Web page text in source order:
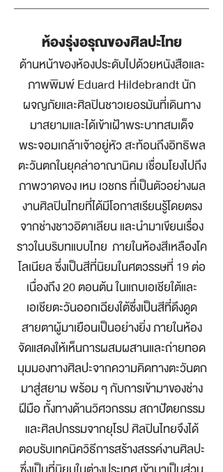
ห้องรุ่งอรุณของศิลปะไทย
ด้านหน้าของห้องประดับไปด้วยหนังสือและ
ภาพพิมพ์ Eduard Hildebrandt นัก
ผจญภัยและศิลปินชาวเยอรมันที่เดินทาง
มาสยามและได้เข้าเฝ้าพระบาทสมเด็จ
พระจอมเกล้าเจ้าอยู่หัว สะท้อนถึงอิทธิพล
ตะวันตกในยุคล่าอาณานิคม เชื่อมโยงไปถึง
ภาพวาดของ เหม เวชกร ที่เป็นตัวอย่างผล
งานศิลปินไทยที่ได้มีโอกาสเรียนรู้โดยตรง
จากช่างชาวอิตาเลียน และนำมาเขียนเรื่อง
ราวในบริบทแบบไทย ภายในห้องสีเหลืองโค
โลเนียล ซึ่งเป็นสีที่นิยมในศตวรรษที่ 19 ต่อ
เนื่องถึง 20 ตอนต้น ในแถบเอเชียใต้และ
เอเชียตะวันออกเฉียงใต้ซึ่งเป็นสีที่ดึงดูด
สายตาผู้มาเยือนเป็นอย่างยิ่ง ภายในห้อง
จัดแสดงให้เห็นการผสมผสานและถ่ายทอด
มุมมองทางศิลปะจากความคิดทางตะวันตก
มาสู่สยาม พร้อม ๆ กับการเข้ามาของช่าง
ฝีมือ ทั้งทางด้านวิศวกรรม สถาปัตยกรรม
และศิลปกรรมจากยุโรป ศิลปินไทยจึงได้
ตอบรับเทคนิควิธีการสร้างสรรค์งานศิลปะ